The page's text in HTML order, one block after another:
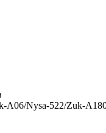
A06/Nysa-522/Zuk-